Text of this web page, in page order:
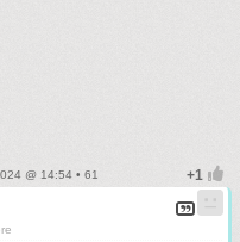
@ 14:54 • 61